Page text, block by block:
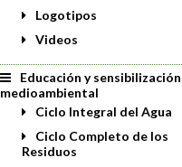
Logotipos
Videos
Educación y sensibilización
medioambiental
Ciclo Integral del Agua
Ciclo Completo de los
Residuos